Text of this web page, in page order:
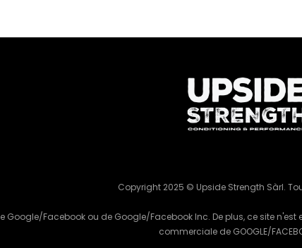
Copyright 2025 © Upside Strength Sàrl.
Google/Facebook ou de Google/Facebook Inc. De plus, ce site
commerciale de GOOGLE/